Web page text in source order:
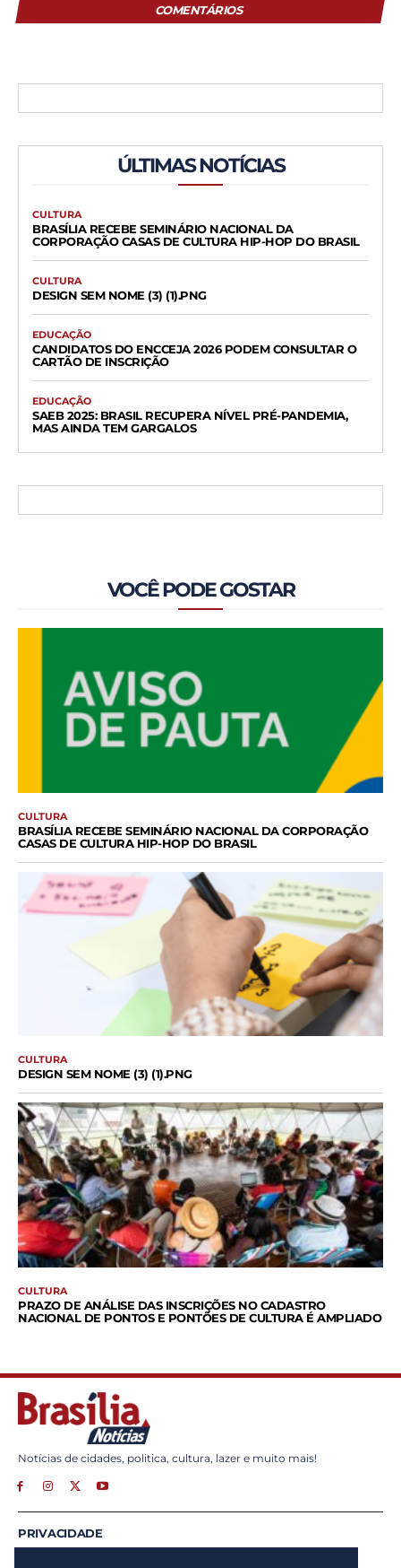
COMENTÁRIOS
ÚLTIMAS NOTÍCIAS
CULTURA
BRASÍLIA RECEBE SEMINÁRIO NACIONAL DA
CORPORAÇÃO CASAS DE CULTURA HIP-HOP DO BRASIL
CULTURA
DESIGN SEM NOME (3) (1).PNG
EDUCAÇÃO
CANDIDATOS DO ENCCEJA 2026 PODEM CONSULTAR O
CARTÃO DE INSCRIÇÃO
EDUCAÇÃO
SAEB 2025: BRASIL RECUPERA NÍVEL PRÉ-PANDEMIA,
MAS AINDA TEM GARGALOS
VOCÊ PODE GOSTAR
CULTURA
BRASÍLIA RECEBE SEMINÁRIO NACIONAL DA CORPORAÇÃO
CASAS DE CULTURA HIP-HOP DO BRASIL
CULTURA
DESIGN SEM NOME (3) (1).PNG
CULTURA
PRAZO DE ANÁLISE DAS INSCRIÇÕES NO CADASTRO
NACIONAL DE PONTOS E PONTÕES DE CULTURA É AMPLIADO
Notícias de cidades, politica, cultura, lazer e muito mais!
PRIVACIDADE